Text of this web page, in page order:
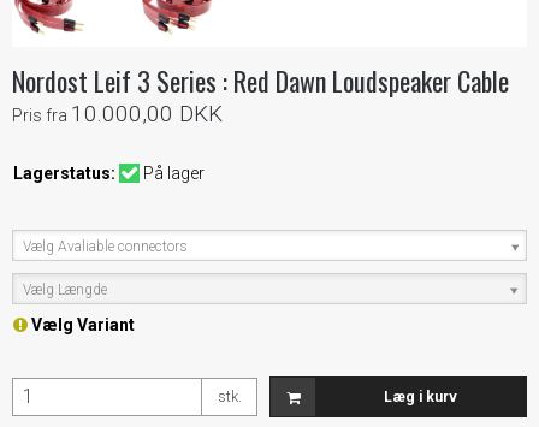
Nordost Leif 3 Series : Red Dawn Loudspeaker Cable
Pris fra 10.000,00 DKK
Lagerstatus: På lager
Vælg Avaliable connectors
Vælg Længde
Vælg Variant
stk. Læg i kurv